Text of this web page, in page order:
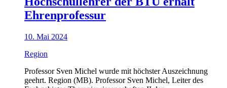
Ehrenprofessur
10. Mai 2024
Region
Professor Sven Michel wurde mit höchster Auszeichnung
geehrt. Region (MB). Professor Sven Michel, Leiter des